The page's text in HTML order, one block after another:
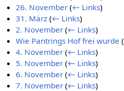
26. November (← Links)
31. März (← Links)
2. November (← Links)
Wie Pantrings Hof frei wurde (
4. November (← Links)
5. November (← Links)
6. November (← Links)
7. November (← Links)